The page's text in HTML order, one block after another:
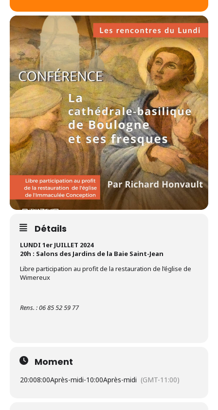
Détails
LUNDI 1er JUILLET 2024
20h : Salons des Jardins de la Baie Saint-Jean
Libre participation au profit de la restauration de l’église de
Wimereux
Rens. : 06 85 52 59 77
Moment
20:008:00Après-midi-10:00Après-midi (GMT-11:00)